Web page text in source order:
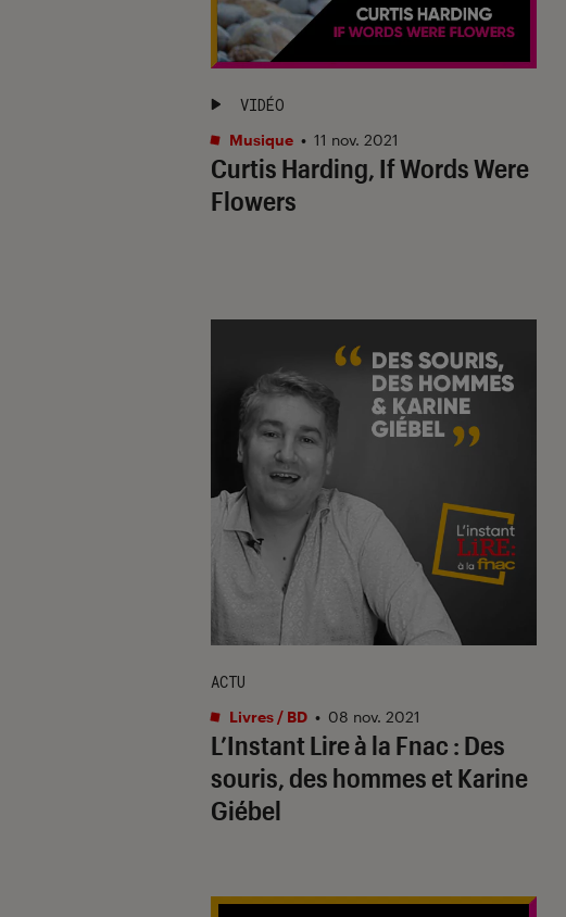
Curtis Harding, If Words Were
Flowers
VIDÉO
Musique • 11 nov. 2021
L’Instant Lire à la Fnac : Des
souris, des hommes et Karine
Giébel
ACTU
Livres / BD • 08 nov. 2021